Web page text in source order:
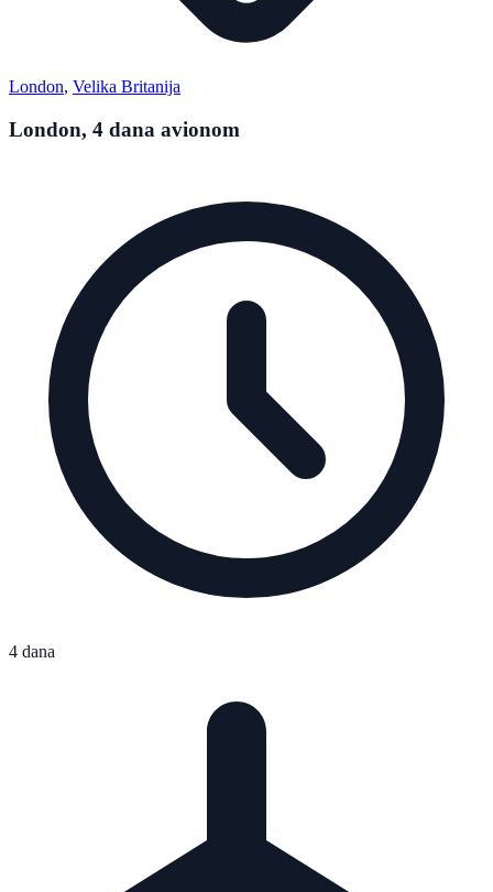
London, Velika Britanija
London, 4 dana avionom
4 dana